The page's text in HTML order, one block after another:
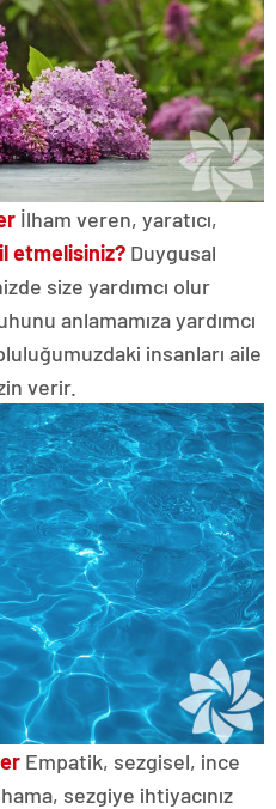
İlham veren, yaratıcı,
etmelisiniz? Duygusal
size yardımcı olur
anlamamıza yardımcı
insanları aile
verir.
Empatik, sezgisel, ince
sezgiye ihtiyacınız